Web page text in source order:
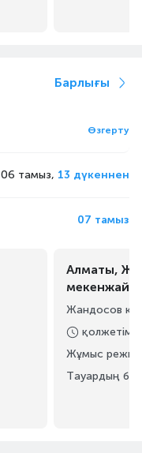
Барлығы
Өзгерту
06 тамыз, 13 дүкеннен
07 тамыз
Алматы,
Жандосов
қолжетімді
Жұмыс
Тауардың